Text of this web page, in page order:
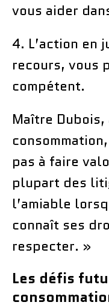
vous aider
4. L’action en
recours, vous
compétent.
Maître
pas à faire
plupart des
l’amiable
connaît ses
respecter. »
Les défis